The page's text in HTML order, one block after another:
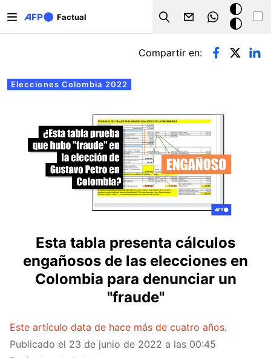
Factual
Search
Modo
oscuro
Solapas principales
Elecciones Colombia 2022
Compartir en:
Esta tabla presenta cálculos
engañosos de las elecciones en
Colombia para denunciar un
"fraude"
Este artículo data de hace más de cuatro años.
Publicado el 23 de junio de 2022 a las 00:45